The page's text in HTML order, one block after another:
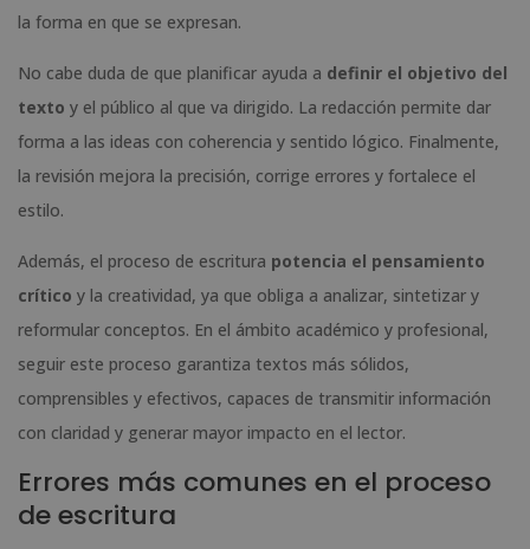
la forma en que se expresan.
No cabe duda de que planificar ayuda a definir el objetivo del
texto y el público al que va dirigido. La redacción permite dar
forma a las ideas con coherencia y sentido lógico. Finalmente,
la revisión mejora la precisión, corrige errores y fortalece el
estilo.
Además, el proceso de escritura potencia el pensamiento
crítico y la creatividad, ya que obliga a analizar, sintetizar y
reformular conceptos. En el ámbito académico y profesional,
seguir este proceso garantiza textos más sólidos,
comprensibles y efectivos, capaces de transmitir información
con claridad y generar mayor impacto en el lector.
Errores más comunes en el proceso
de escritura